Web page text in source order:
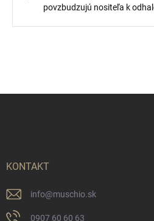
povzbudzujú nositeľa k
KONTAKT
info@muschio.sk
0907 60 60 63